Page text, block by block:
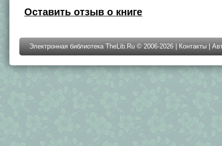
Оставить отзыв о книге
Электронная библиотека TheLib.Ru © 2006-2026 | Контакты |